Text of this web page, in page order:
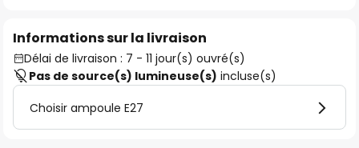
Informations sur la livraison
Délai de livraison : 7 - 11 jour(s) ouvré(s)
Pas de source(s) lumineuse(s) incluse(s)
Choisir ampoule E27